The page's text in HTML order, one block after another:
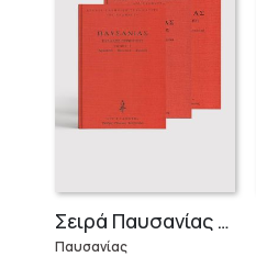
Σειρά Παυσανίας – Δεμένο (3 τόμοι)
Παυσανίας